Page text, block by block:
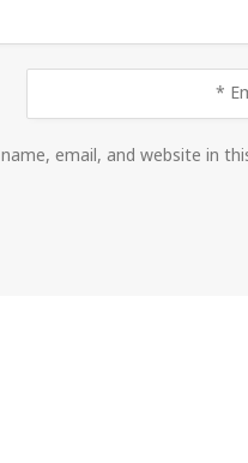
email, and website in